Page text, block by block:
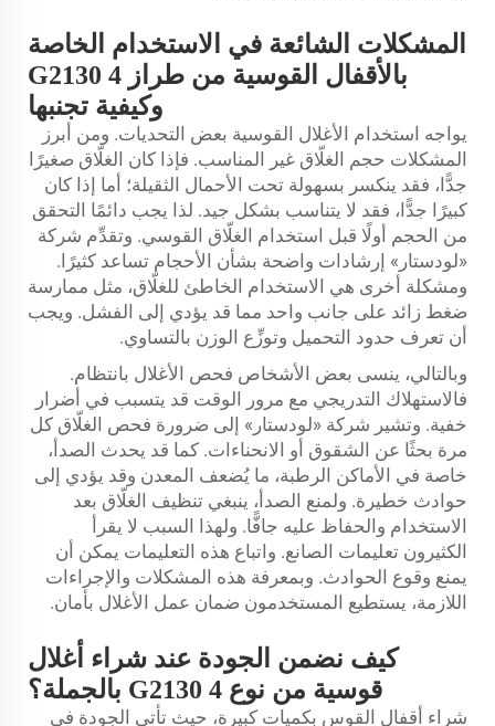
المشكلات الشائعة في الاستخدام الخاصة
بالأقفال القوسية من طراز 4 G2130
وكيفية تجنبها
يواجه استخدام الأغلال القوسية بعض التحديات. ومن أبرز
المشكلات حجم الغلّاق غير المناسب. فإذا كان الغلّاق صغيرًا
جدًّا، فقد ينكسر بسهولة تحت الأحمال الثقيلة؛ أما إذا كان
كبيرًا جدًّا، فقد لا يتناسب بشكل جيد. لذا يجب دائمًا التحقق
من الحجم أولًا قبل استخدام الغلّاق القوسي. وتقدِّم شركة
«لودستار» إرشادات واضحة بشأن الأحجام تساعد كثيرًا.
ومشكلة أخرى هي الاستخدام الخاطئ للغلّاق، مثل ممارسة
ضغط زائد على جانب واحد مما قد يؤدي إلى الفشل. ويجب
أن تعرف حدود التحميل وتوزِّع الوزن بالتساوي.
وبالتالي، ينسى بعض الأشخاص فحص الأغلال بانتظام.
فالاستهلاك التدريجي مع مرور الوقت قد يتسبب في أضرار
خفية. وتشير شركة «لودستار» إلى ضرورة فحص الغلّاق كل
مرة بحثًا عن الشقوق أو الانحناءات. كما قد يحدث الصدأ،
خاصة في الأماكن الرطبة، ما يُضعف المعدن وقد يؤدي إلى
حوادث خطيرة. ولمنع الصدأ، ينبغي تنظيف الغلّاق بعد
الاستخدام والحفاظ عليه جافًّا. ولهذا السبب لا يقرأ
الكثيرون تعليمات الصانع. واتباع هذه التعليمات يمكن أن
يمنع وقوع الحوادث. وبمعرفة هذه المشكلات والإجراءات
اللازمة، يستطيع المستخدمون ضمان عمل الأغلال بأمان.
كيف نضمن الجودة عند شراء أغلال
قوسية من نوع 4 G2130 بالجملة؟
شراء أقفال القوس بكميات كبيرة، حيث تأتي الجودة في